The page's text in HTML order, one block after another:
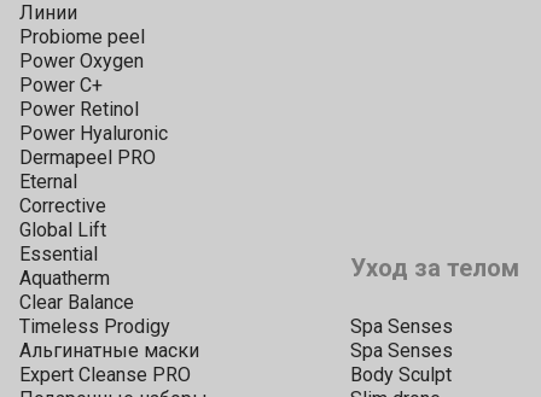
Линии
Probiome peel
Power Oxygen
Power C+
Power Retinol
Power Hyaluronic
Dermapeel PRO
Eternal
Corrective
Global Lift
Essential
Aquatherm
Clear Balance
Timeless Prodigy
Альгинатные маски
Expert Cleanse PRO
Уход за телом
Spa Senses
Spa Senses
Body Sculpt